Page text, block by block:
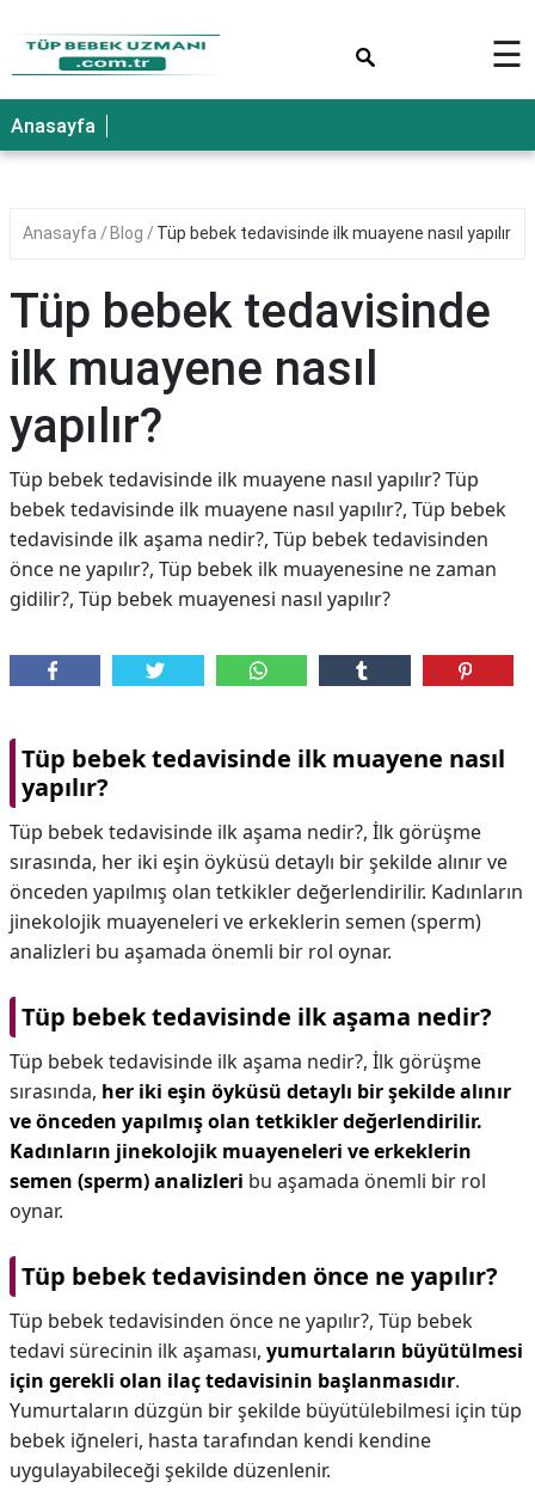
☰
Anasayfa
Anasayfa Blog Tüp bebek tedavisinde ilk muayene nasıl yapılır?
Tüp bebek tedavisinde
ilk muayene nasıl
yapılır?
Tüp bebek tedavisinde ilk muayene nasıl yapılır? Tüp
bebek tedavisinde ilk muayene nasıl yapılır?, Tüp bebek
tedavisinde ilk aşama nedir?, Tüp bebek tedavisinden
önce ne yapılır?, Tüp bebek ilk muayenesine ne zaman
gidilir?, Tüp bebek muayenesi nasıl yapılır?
Tüp bebek tedavisinde ilk muayene nasıl
yapılır?
Tüp bebek tedavisinde ilk aşama nedir?, İlk görüşme
sırasında, her iki eşin öyküsü detaylı bir şekilde alınır ve
önceden yapılmış olan tetkikler değerlendirilir. Kadınların
jinekolojik muayeneleri ve erkeklerin semen (sperm)
analizleri bu aşamada önemli bir rol oynar.
Tüp bebek tedavisinde ilk aşama nedir?
Tüp bebek tedavisinde ilk aşama nedir?, İlk görüşme
sırasında, her iki eşin öyküsü detaylı bir şekilde alınır
ve önceden yapılmış olan tetkikler değerlendirilir.
Kadınların jinekolojik muayeneleri ve erkeklerin
semen (sperm) analizleri bu aşamada önemli bir rol
oynar.
Tüp bebek tedavisinden önce ne yapılır?
Tüp bebek tedavisinden önce ne yapılır?, Tüp bebek
tedavi sürecinin ilk aşaması, yumurtaların büyütülmesi
için gerekli olan ilaç tedavisinin başlanmasıdır.
Yumurtaların düzgün bir şekilde büyütülebilmesi için tüp
bebek iğneleri, hasta tarafından kendi kendine
uygulayabileceği şekilde düzenlenir.